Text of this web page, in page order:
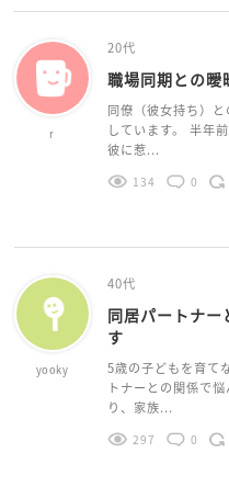
r
20代
職場同期との曖
同僚（彼女持ち）
しています。 半年
彼に惹...
134 0
yooky
40代
同居パートナー
す
5歳の子どもを育て
トナーとの関係で
り、家族...
297 0